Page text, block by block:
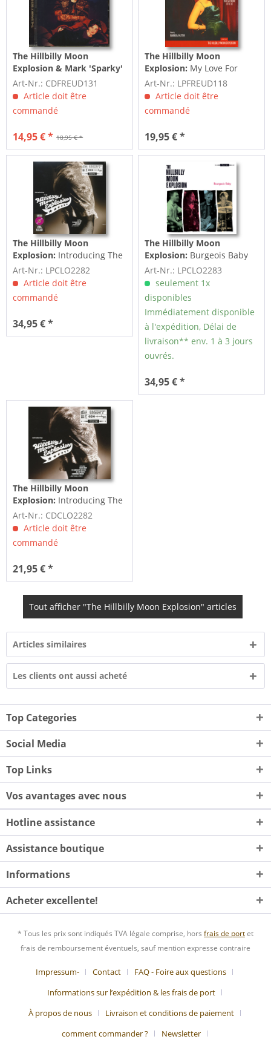
The Hillbilly Moon
Explosion & Mark 'Sparky'
Phillips:The Sparky
Sessions (CD)
Art-Nr.: CDFREUD131
Article doit être
commandé
18,95 € *
14,95 € *
The Hillbilly Moon
Explosion: My Love For
Evermore (LP)
Art-Nr.: LPFREUD118
Article doit être
commandé
19,95 € *
The Hillbilly Moon
Explosion: Introducing The
Hillbilly Moon Explosion
(LP,...
Art-Nr.: LPCLO2282
Article doit être
commandé
34,95 € *
The Hillbilly Moon
Explosion: Burgeois Baby
(LP, Colored Vinyl)
Art-Nr.: LPCLO2283
seulement 1x
disponibles
Immédiatement disponible
à l'expédition, Délai de
livraison** env. 1 à 3 jours
ouvrés.
34,95 € *
The Hillbilly Moon
Explosion: Introducing The
Hillbilly Moon Explosion
(CD)
Art-Nr.: CDCLO2282
Article doit être
commandé
21,95 € *
Tout afficher "The Hillbilly Moon Explosion" articles
Articles similaires
Les clients ont aussi acheté
Top Categories
Social Media
Top Links
Vos avantages avec nous
Hotline assistance
Assistance boutique
Informations
Acheter excellente!
* Tous les prix sont indiqués TVA légale comprise, hors frais de portet
frais de remboursement éventuels, sauf mention expresse contraire
Impressum- Contact
FAQ - Foire aux questions
Informations sur l’expédition & les frais de port
À propos de nous
Livraison et conditions de paiement
comment commander ?
Newsletter